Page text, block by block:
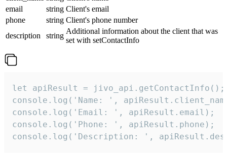
email
string Client's email
phone
string Client's phone number
description
string
Additional information about the client that was
set with setContactInfo
let apiResult = jivo_api.getContactInfo();
console.log('Name: ',
console.log('Email: ', apiResult.email);
console.log('Phone: ', apiResult.phone);
console.log('Description: ',